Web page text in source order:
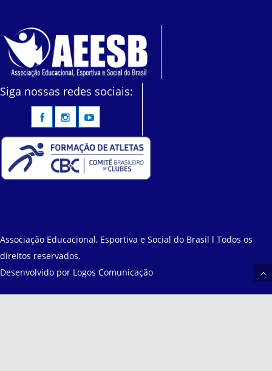
Siga nossas redes sociais:
Associação Educacional, Esportiva e Social do Brasil l Todos os
direitos reservados.
Desenvolvido por Logos Comunicação